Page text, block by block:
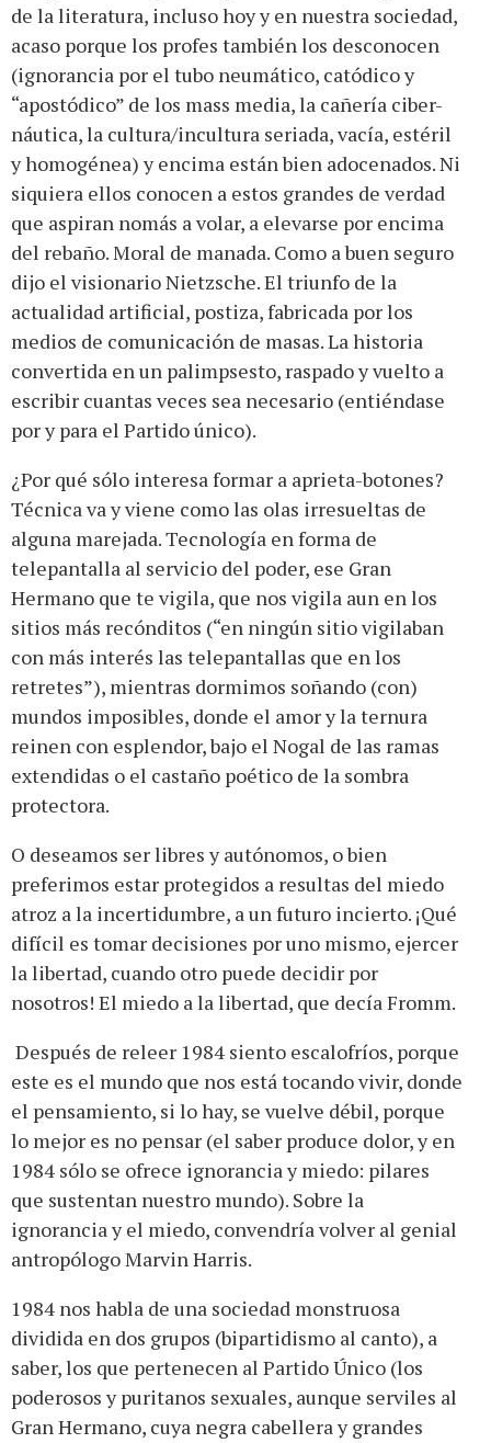
de la literatura, incluso hoy y en nuestra sociedad,
acaso porque los profes también los desconocen
(ignorancia por el tubo neumático, catódico y
“apostódico” de los mass media, la cañería ciber-
náutica, la cultura/incultura seriada, vacía, estéril
y homogénea) y encima están bien adocenados. Ni
siquiera ellos conocen a estos grandes de verdad
que aspiran nomás a volar, a elevarse por encima
del rebaño. Moral de manada. Como a buen seguro
dijo el visionario Nietzsche. El triunfo de la
actualidad artificial, postiza, fabricada por los
medios de comunicación de masas. La historia
convertida en un palimpsesto, raspado y vuelto a
escribir cuantas veces sea necesario (entiéndase
por y para el Partido único).
¿Por qué sólo interesa formar a aprieta-botones?
Técnica va y viene como las olas irresueltas de
alguna marejada. Tecnología en forma de
telepantalla al servicio del poder, ese Gran
Hermano que te vigila, que nos vigila aun en los
sitios más recónditos (“en ningún sitio vigilaban
con más interés las telepantallas que en los
retretes”), mientras dormimos soñando (con)
mundos imposibles, donde el amor y la ternura
reinen con esplendor, bajo el Nogal de las ramas
extendidas o el castaño poético de la sombra
protectora.
O deseamos ser libres y autónomos, o bien
preferimos estar protegidos a resultas del miedo
atroz a la incertidumbre, a un futuro incierto. ¡Qué
difícil es tomar decisiones por uno mismo, ejercer
la libertad, cuando otro puede decidir por
nosotros! El miedo a la libertad, que decía Fromm.
Después de releer 1984 siento escalofríos, porque
este es el mundo que nos está tocando vivir, donde
el pensamiento, si lo hay, se vuelve débil, porque
lo mejor es no pensar (el saber produce dolor, y en
1984 sólo se ofrece ignorancia y miedo: pilares
que sustentan nuestro mundo). Sobre la
ignorancia y el miedo, convendría volver al genial
antropólogo Marvin Harris.
1984 nos habla de una sociedad monstruosa
dividida en dos grupos (bipartidismo al canto), a
saber, los que pertenecen al Partido Único (los
poderosos y puritanos sexuales, aunque serviles al
Gran Hermano, cuya negra cabellera y grandes